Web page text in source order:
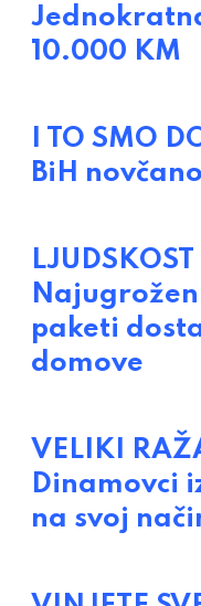
10.000 KM
I TO SMO
BiH
paketi
domove
VELIKI
Dinamovci
na svoj